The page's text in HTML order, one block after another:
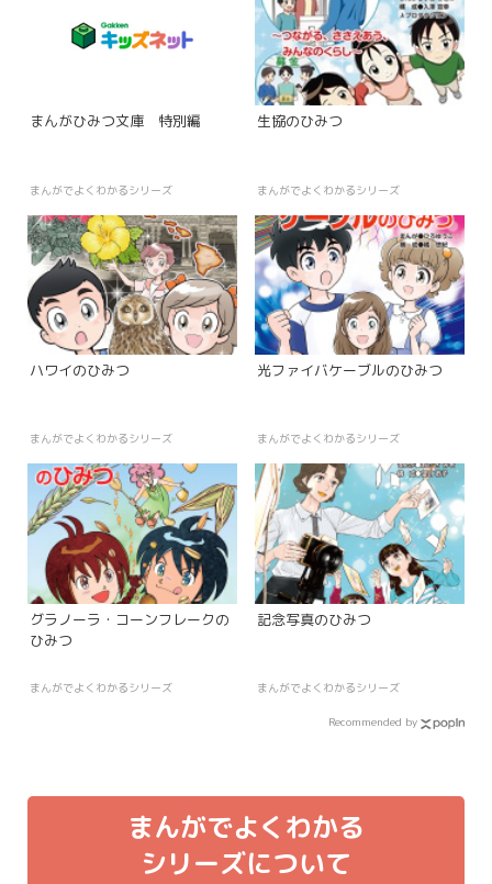
まんがひみつ文庫 特別編
まんがでよくわかるシリーズ
生協のひみつ
まんがでよくわかるシリーズ
ハワイのひみつ
まんがでよくわかるシリーズ
光ファイバケーブルのひみつ
まんがでよくわかるシリーズ
グラノーラ・コーンフレークの
ひみつ
まんがでよくわかるシリーズ
記念写真のひみつ
まんがでよくわかるシリーズ
Recommended by
まんがでよくわかる
シリーズについて